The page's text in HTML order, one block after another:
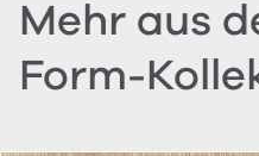
Mehr aus
Form-